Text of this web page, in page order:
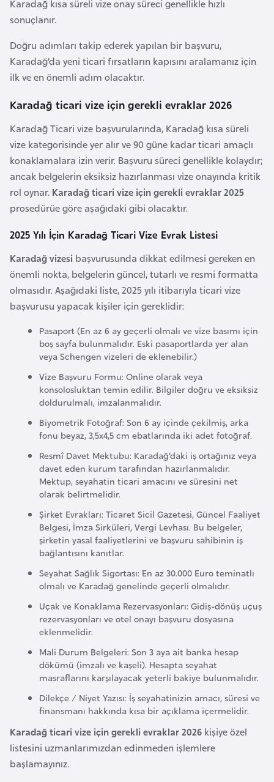
Karadağ kısa süreli vize onay süreci genellikle hızlı
sonuçlanır.
Doğru adımları takip ederek yapılan bir başvuru,
Karadağ’da yeni ticari fırsatların kapısını aralamanız için
ilk ve en önemli adım olacaktır.
Karadağ ticari vize için gerekli evraklar 2026
Karadağ Ticari vize başvurularında, Karadağ kısa süreli
vize kategorisinde yer alır ve 90 güne kadar ticari amaçlı
konaklamalara izin verir. Başvuru süreci genellikle kolaydır;
ancak belgelerin eksiksiz hazırlanması vize onayında kritik
rol oynar. Karadağ ticari vize için gerekli evraklar 2025
prosedürüe göre aşağıdaki gibi olacaktır.
2025 Yılı İçin Karadağ Ticari Vize Evrak Listesi
Karadağ vizesi başvurusunda dikkat edilmesi gereken en
önemli nokta, belgelerin güncel, tutarlı ve resmi formatta
olmasıdır. Aşağıdaki liste, 2025 yılı itibarıyla ticari vize
başvurusu yapacak kişiler için gereklidir:
Pasaport (En az 6 ay geçerli olmalı ve vize basımı için
boş sayfa bulunmalıdır. Eski pasaportlarda yer alan
veya Schengen vizeleri de eklenebilir.)
Vize Başvuru Formu: Online olarak veya
konsolosluktan temin edilir. Bilgiler doğru ve eksiksiz
doldurulmalı, imzalanmalıdır.
Biyometrik Fotoğraf: Son 6 ay içinde çekilmiş, arka
fonu beyaz, 3,5x4,5 cm ebatlarında iki adet fotoğraf.
Resmî Davet Mektubu: Karadağ’daki iş ortağınız veya
davet eden kurum tarafından hazırlanmalıdır.
Mektup, seyahatin ticari amacını ve süresini net
olarak belirtmelidir.
Şirket Evrakları: Ticaret Sicil Gazetesi, Güncel Faaliyet
Belgesi, İmza Sirküleri, Vergi Levhası. Bu belgeler,
şirketin yasal faaliyetlerini ve başvuru sahibinin iş
bağlantısını kanıtlar.
Seyahat Sağlık Sigortası: En az 30.000 Euro teminatlı
olmalı ve Karadağ genelinde geçerli olmalıdır.
Uçak ve Konaklama Rezervasyonları: Gidiş-dönüş uçuş
rezervasyonları ve otel onayı başvuru dosyasına
eklenmelidir.
Mali Durum Belgeleri: Son 3 aya ait banka hesap
dökümü (imzalı ve kaşeli). Hesapta seyahat
masraflarını karşılayacak yeterli bakiye bulunmalıdır.
Dilekçe / Niyet Yazısı: İş seyahatinizin amacı, süresi ve
finansmanı hakkında kısa bir açıklama içermelidir.
Karadağ ticari vize için gerekli evraklar 2026 kişiye özel
listesini uzmanlarımızdan edinmeden işlemlere
başlamayınız.
y
e
t
C
e
z
a
y
i
C
i
b
u
i
k
K